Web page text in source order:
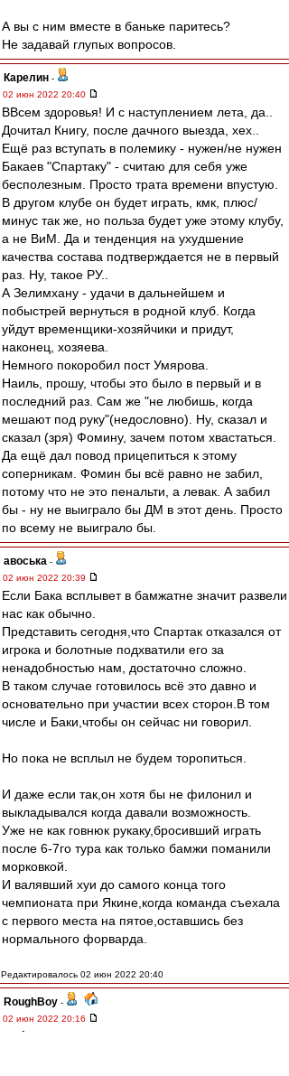
А вы с ним вместе в баньке паритесь?
Не задавай глупых вопросов.
Карелин -
02 июн 2022 20:40
ВВсем здоровья! И с наступлением лета, да..
Дочитал Книгу, после дачного выезда, хех..
Ещё раз вступать в полемику - нужен/не нужен
Бакаев "Спартаку" - считаю для себя уже
бесполезным. Просто трата времени впустую.
В другом клубе он будет играть, кмк, плюс/
минус так же, но польза будет уже этому клубу,
а не ВиМ. Да и тенденция на ухудшение
качества состава подтверждается не в первый
раз. Ну, такое РУ..
А Зелимхану - удачи в дальнейшем и
побыстрей вернуться в родной клуб. Когда
уйдут временщики-хозяйчики и придут,
наконец, хозяева.
Немного покоробил пост Умярова.
Наиль, прошу, чтобы это было в первый и в
последний раз. Сам же "не любишь, когда
мешают под руку"(недословно). Ну, сказал и
сказал (зря) Фомину, зачем потом хвастаться.
Да ещё дал повод прицепиться к этому
соперникам. Фомин бы всё равно не забил,
потому что не это пенальти, а левак. А забил
бы - ну не выиграло бы ДМ в этот день. Просто
по всему не выиграло бы.
авоська -
02 июн 2022 20:39
Если Бака всплывет в бамжатне значит развели
нас как обычно.
Представить сегодня,что Спартак отказался от
игрока и болотные подхватили его за
ненадобностью нам, достаточно сложно.
В таком случае готовилось всё это давно и
основательно при участии всех сторон.В том
числе и Баки,чтобы он сейчас ни говорил.
Но пока не всплыл не будем торопиться.
И даже если так,он хотя бы не филонил и
выкладывался когда давали возможность.
Уже не как говнюк рукаку,бросивший играть
после 6-7го тура как только бамжи поманили
морковкой.
И валявший хуи до самого конца того
чемпионата при Якине,когда команда съехала
с первого места на пятое,оставшись без
нормального форварда.
Редактировалось 02 июн 2022 20:40
RoughBoy -
02 июн 2022 20:16
Σπάρτακος